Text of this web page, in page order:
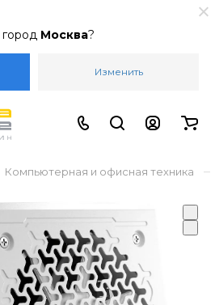
Москва?
Изменить
Компьютерная и офисная техника –